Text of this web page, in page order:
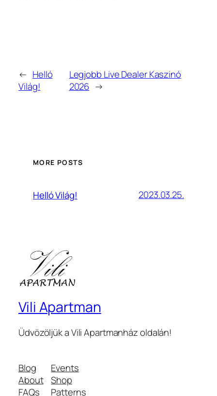
← Helló
Világ!
Legjobb Live Dealer Kaszinó
2026 →
MORE POSTS
Helló Világ! 2023.03.25.
Vili Apartman
Üdvözöljük a Vili Apartmanház oldalán!
Blog
About
FAQs
Events
Shop
Patterns